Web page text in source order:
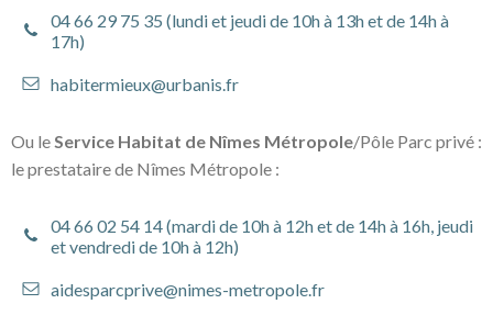
04 66 29 75 35 (lundi et jeudi de 10h à 13h et de 14h à
17h)
habitermieux@urbanis.fr
Ou leService Habitat de Nîmes Métropole/Pôle Parc privé :
le prestataire de Nîmes Métropole :
04 66 02 54 14 (mardi de 10h à 12h et de 14h à 16h, jeudi
et vendredi de 10h à 12h)
aidesparcprive@nimes-metropole.fr